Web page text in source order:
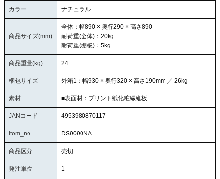
カラー ナチュラル
商品サイズ(mm)
全体：幅890 × 奥行290 × 高さ890
耐荷重(全体)：20kg
耐荷重(棚板)：5kg
商品重量(kg) 24
梱包サイズ 外箱1：幅930 × 奥行320 × 高さ190mm ／ 26kg
素材 ■表面材：プリント紙化粧繊維板
JANコード 4953980870117
item_no DS9090NA
商品区分 売切
発注単位 1